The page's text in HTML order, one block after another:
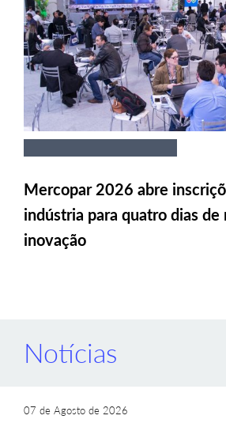
Mercopar 2026 abre
indústria para quatro dias de
inovação
Notícias
07 de Agosto de 2026